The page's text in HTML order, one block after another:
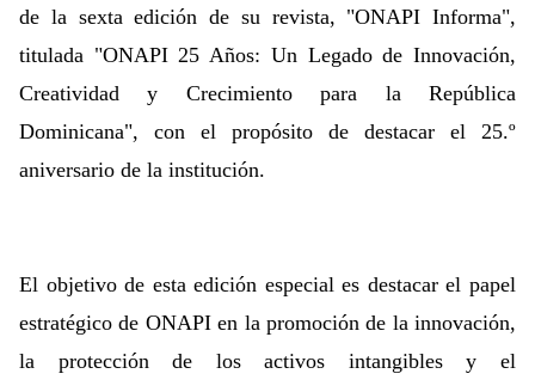
de la sexta edición de su revista, "ONAPI Informa",
titulada "ONAPI 25 Años: Un Legado de Innovación,
Creatividad y Crecimiento para la República
Dominicana", con el propósito de destacar el 25.º
aniversario de la institución.
El objetivo de esta edición especial es destacar el papel
estratégico de ONAPI en la promoción de la innovación,
la protección de los activos intangibles y el